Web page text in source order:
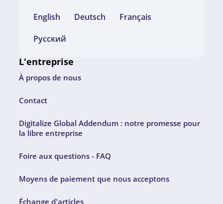
English Deutsch
Français
Русский
L'entreprise
À propos de nous
Contact
Digitalize Global Addendum : notre promesse pour
la libre entreprise
Foire aux questions - FAQ
Moyens de paiement que nous acceptons
Échange d'articles